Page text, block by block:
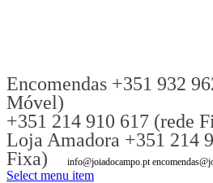
Encomendas +351 932
Móvel)
+351 214 910 617 (rede
Loja Amadora +351 214
Fixa)
info@joiadocampo.pt
Select menu item